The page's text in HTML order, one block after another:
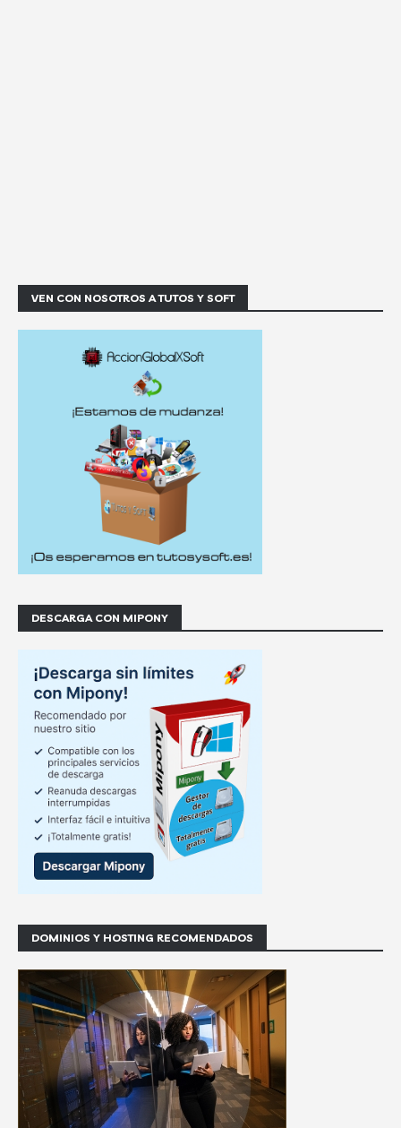
VEN CON NOSOTROS A TUTOS Y SOFT
DESCARGA CON MIPONY
DOMINIOS Y HOSTING RECOMENDADOS